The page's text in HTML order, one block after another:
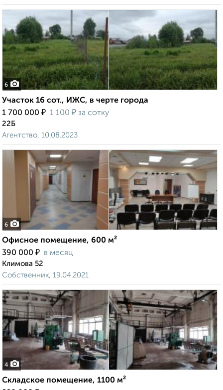
6
Участок 16 сот., ИЖС, в черте города
1 700 000 ₽ 1 100 ₽ за сотку
22Б
Агентство, 10.08.2023
6
Офисное помещение, 600 м²
390 000 ₽ в месяц
Климова 52
Собственник, 19.04.2021
4
Складское помещение, 1100 м²